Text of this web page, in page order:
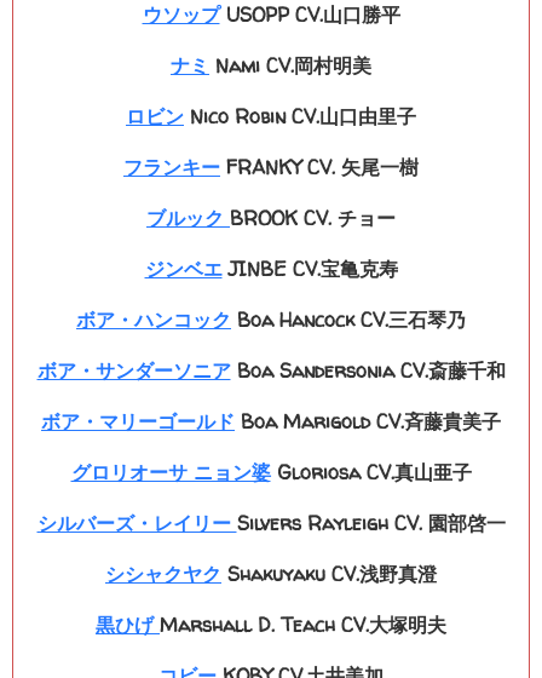
ウソップUSOPP CV.山口勝平
ナミ Nami CV.岡村明美
ロビン Nico Robin CV.山口由里子
フランキー FRANKY CV. 矢尾一樹
ブルック BROOK CV. チョー
ジンベエJINBE CV.宝亀克寿
ボア・ハンコック Boa Hancock CV.三石琴乃
ボア・サンダーソニアBoa Sandersonia CV.斎藤千和
ボア・マリーゴールド Boa Marigold CV.斉藤貴美子
グロリオーサ ニョン婆Gloriosa CV.真山亜子
シルバーズ・レイリー Silvers Rayleigh CV. 園部啓一
シシャクヤク Shakuyaku CV.浅野真澄
黒ひげMarshall D. Teach CV.大塚明夫